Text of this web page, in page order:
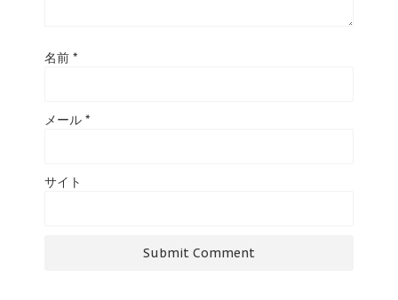
名前 *
メール *
サイト